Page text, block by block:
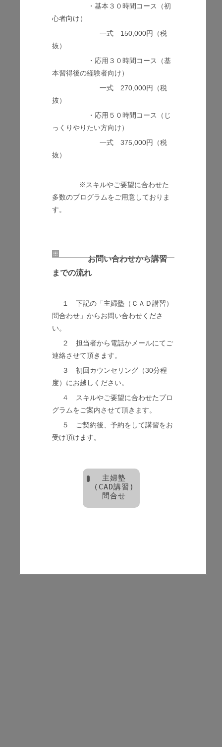
・基本３０時間コース（初
心者向け）
一式 150,000円（税
抜）
・応用３０時間コース（基
本習得後の経験者向け）
一式 270,000円（税
抜）
・応用５０時間コース（じ
っくりやりたい方向け）
一式 375,000円（税
抜）
※スキルやご要望に合わせた
多数のプログラムをご用意しておりま
す。
お問い合わせから講習
までの流れ
１ 下記の「主婦塾（ＣＡＤ講習）
問合わせ」からお問い合わせくださ
い。
２ 担当者から電話かメールにてご
連絡させて頂きます。
３ 初回カウンセリング（30分程
度）にお越しください。
４ スキルやご要望に合わせたプロ
グラムをご案内させて頂きます。
５ ご契約後、予約をして講習をお
受け頂けます。
主婦塾
(CAD講習)
問合せ